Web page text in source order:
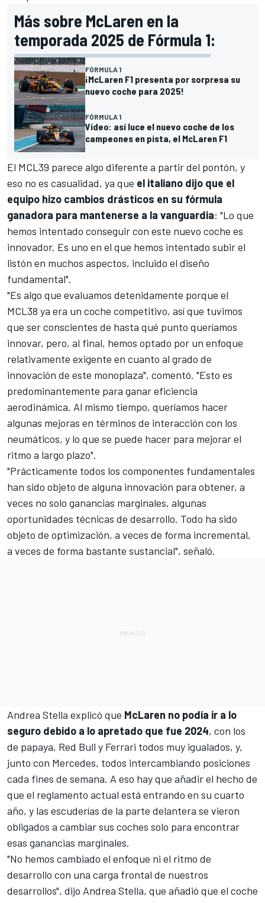
Más sobre McLaren en la
temporada 2025 de Fórmula 1:
FÓRMULA 1
¡McLaren F1 presenta por sorpresa su
nuevo coche para 2025!
FÓRMULA 1
Vídeo: así luce el nuevo coche de los
campeones en pista, el McLaren F1
El MCL39 parece algo diferente a partir del pontón, y
eso no es casualidad, ya que el italiano dijo que el
equipo hizo cambios drásticos en su fórmula
ganadora para mantenerse a la vanguardia: "Lo que
hemos intentado conseguir con este nuevo coche es
innovador. Es uno en el que hemos intentado subir el
listón en muchos aspectos, incluido el diseño
fundamental".
"Es algo que evaluamos detenidamente porque el
MCL38 ya era un coche competitivo, así que tuvimos
que ser conscientes de hasta qué punto queríamos
innovar, pero, al final, hemos optado por un enfoque
relativamente exigente en cuanto al grado de
innovación de este monoplaza", comentó. "Esto es
predominantemente para ganar eficiencia
aerodinámica. Al mismo tiempo, queríamos hacer
algunas mejoras en términos de interacción con los
neumáticos, y lo que se puede hacer para mejorar el
ritmo a largo plazo".
"Prácticamente todos los componentes fundamentales
han sido objeto de alguna innovación para obtener, a
veces no solo ganancias marginales, algunas
oportunidades técnicas de desarrollo. Todo ha sido
objeto de optimización, a veces de forma incremental,
a veces de forma bastante sustancial", señaló.
Andrea Stella explicó que McLaren no podía ir a lo
seguro debido a lo apretado que fue 2024, con los
de papaya, Red Bull y Ferrari todos muy igualados, y,
junto con Mercedes, todos intercambiando posiciones
cada fines de semana. A eso hay que añadir el hecho de
que el reglamento actual está entrando en su cuarto
año, y las escuderías de la parte delantera se vieron
obligados a cambiar sus coches solo para encontrar
esas ganancias marginales.
"No hemos cambiado el enfoque ni el ritmo de
desarrollo con una carga frontal de nuestros
desarrollos", dijo Andrea Stella, que añadió que el coche